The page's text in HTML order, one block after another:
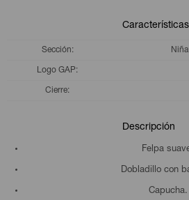
Características
Sección
Logo GAP
Cierre
Descripción
Felpa
Dobladillo con
Capucha.